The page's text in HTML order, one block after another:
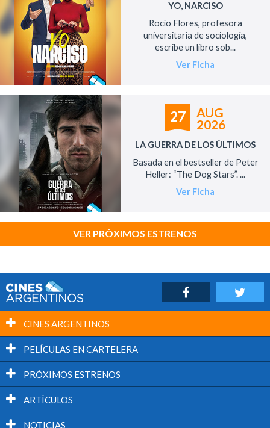
YO, NARCISO
Rocío Flores, profesora
universitaria de sociología,
escribe un libro sob...
Ver Ficha
27
AUG
2026
LA GUERRA DE LOS ÚLTIMOS
Basada en el bestseller de Peter
Heller: “The Dog Stars”. ...
Ver Ficha
VER PRÓXIMOS ESTRENOS
CINES ARGENTINOS
PELÍCULAS EN CARTELERA
PRÓXIMOS ESTRENOS
ARTÍCULOS
NOTICIAS